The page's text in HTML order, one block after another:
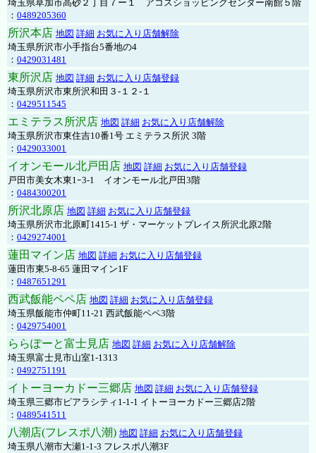
埼玉県草加市高砂２丁目７ー１ アコスショッピングセンター南館５階
： 0489205360
所沢本店 地図 詳細 お気に入り店舗解除
埼玉県所沢市小手指台5番地の4
： 0429031481
東所沢店 地図 詳細 お気に入り店舗登録
埼玉県所沢市東所沢和田３-１２-１
： 0429511545
エミテラス所沢店 地図 詳細 お気に入り店舗解除
埼玉県所沢市東住吉10番1号 エミテラス所沢 3階
： 0429033001
イオンモール北戸田店 地図 詳細 お気に入り店舗登録
戸田市美女木東1ｰ3‐1 イオンモール北戸田3階
： 0484300201
所沢北原店 地図 詳細 お気に入り店舗登録
埼玉県所沢市北原町1415-1 ザ・マーケットプレイス所沢北原2階
： 0429274001
蓮田マイン店 地図 詳細 お気に入り店舗登録
蓮田市東5-8-65 蓮田マイン1F
： 0487651291
西武飯能ペペ店 地図 詳細 お気に入り店舗登録
埼玉県飯能市仲町11-21 西武飯能ペペ3階
： 0429754001
ららぽーと富士見店 地図 詳細 お気に入り店舗解除
埼玉県富士見市山室1-1313
： 0492751191
イトーヨーカドー三郷店 地図 詳細 お気に入り店舗登録
埼玉県三郷市ピアラシティ1-1-1 イトーヨーカドー三郷店2階
： 0489541511
八潮店(フレスポ八潮) 地図 詳細 お気に入り店舗登録
埼玉県八潮市大瀬1-1-3 フレスポ八潮3F